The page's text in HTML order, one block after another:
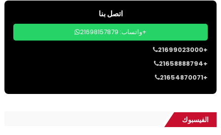
اتصل بنا
واتساب: 21698157879+
21699023000+
21658888794+
21654870071+
الفيسبوك